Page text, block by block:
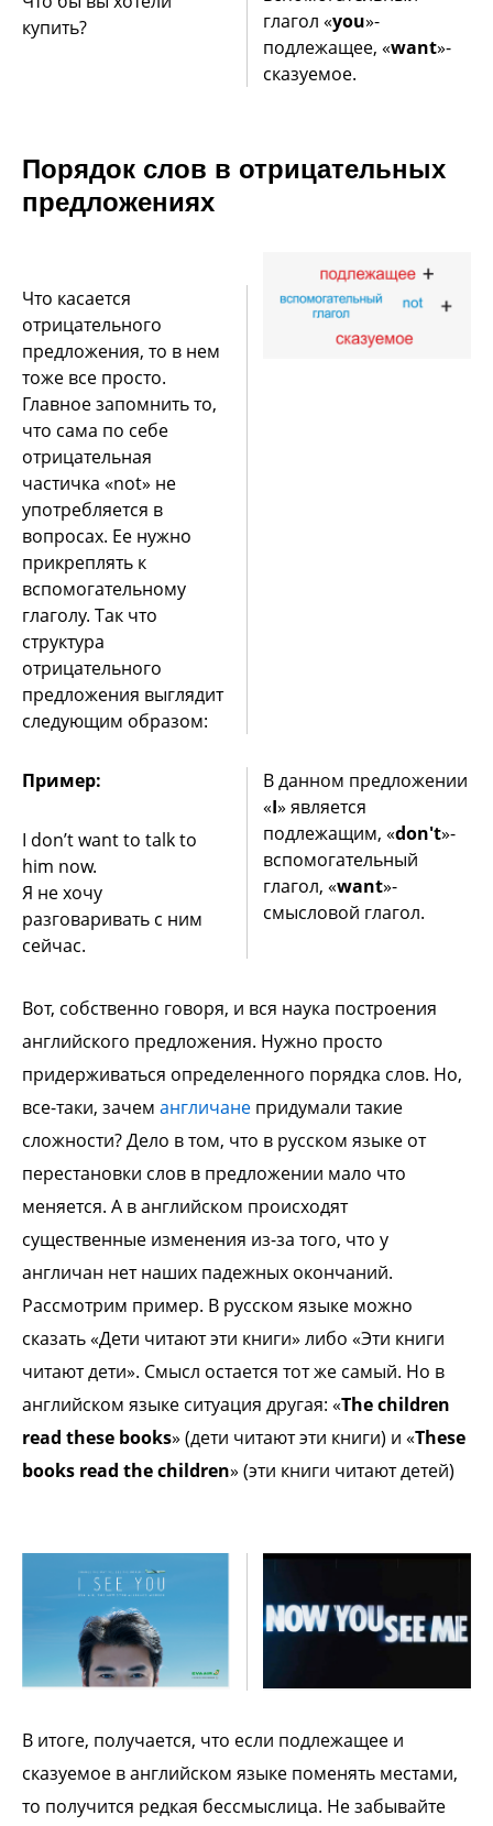
купить?
глагол «you»-
подлежащее, «want»-
сказуемое.
Порядок слов в отрицательных
предложениях
Что касается
отрицательного
предложения, то в нем
тоже все просто.
Главное запомнить то,
что сама по себе
отрицательная
частичка «not» не
употребляется в
вопросах. Ее нужно
прикреплять к
вспомогательному
глаголу. Так что
структура
отрицательного
предложения выглядит
следующим образом:
Пример:
I don’t want to talk to
him now.
Я не хочу
разговаривать с ним
сейчас.
В данном предложении
«I» является
подлежащим, «dоn't»-
вспомогательный
глагол, «want»-
смысловой глагол.
Вот, собственно говоря, и вся наука построения
английского предложения. Нужно просто
придерживаться определенного порядка слов. Но,
все-таки, зачем англичане придумали такие
сложности? Дело в том, что в русском языке от
перестановки слов в предложении мало что
меняется. А в английском происходят
существенные изменения из-за того, что у
англичан нет наших падежных окончаний.
Pассмотрим пример. В русском языке можно
сказать «Дети читают эти книги» либо «Эти книги
читают дети». Смысл остается тот же самый. Но в
английском языке ситуация другая: «The children
read these books» (дети читают эти книги) и «These
books read the children» (эти книги читают детей)
В итоге, получается, что если подлежащее и
сказуемое в английском языке поменять местами,
то получится редкая бессмыслица. Не забывайте